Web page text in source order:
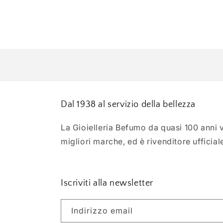
Dal 1938 al servizio della bellezza
La Gioielleria Befumo da quasi 100 anni
migliori marche, ed è rivenditore
Iscriviti alla newsletter
Indirizzo email